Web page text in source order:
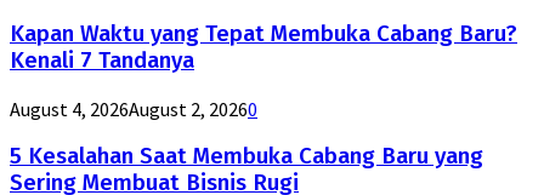
Kapan Waktu yang Tepat Membuka Cabang Baru?
Kenali 7 Tandanya
August 4, 2026August 2, 20260
5 Kesalahan Saat Membuka Cabang Baru yang
Sering Membuat Bisnis Rugi